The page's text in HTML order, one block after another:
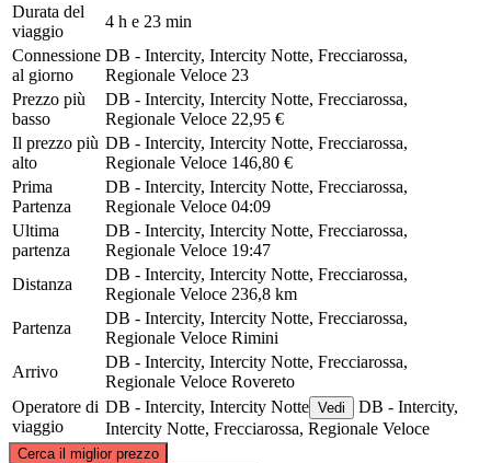
Durata del
viaggio
4 h e 23 min
Connessione
al giorno
DB - Intercity, Intercity Notte, Frecciarossa,
Regionale Veloce 23
Prezzo più
basso
DB - Intercity, Intercity Notte, Frecciarossa,
Regionale Veloce 22,95 €
Il prezzo più
alto
DB - Intercity, Intercity Notte, Frecciarossa,
Regionale Veloce 146,80 €
Prima
Partenza
DB - Intercity, Intercity Notte, Frecciarossa,
Regionale Veloce 04:09
Ultima
partenza
DB - Intercity, Intercity Notte, Frecciarossa,
Regionale Veloce 19:47
Distanza
DB - Intercity, Intercity Notte, Frecciarossa,
Regionale Veloce 236,8 km
Partenza
DB - Intercity, Intercity Notte, Frecciarossa,
Regionale Veloce Rimini
Arrivo
DB - Intercity, Intercity Notte, Frecciarossa,
Regionale Veloce Rovereto
Operatore di
viaggio
DB - Intercity, Intercity Notte Vedi
DB - Intercity,
Intercity Notte, Frecciarossa, Regionale Veloce
Cerca il miglior prezzo
©CARTO, ©OpenStreetMap contributors